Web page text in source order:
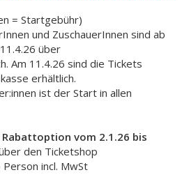
= Startgebühr)
und ZuschauerInnen sind ab
über
Am 11.4.26 sind die Tickets
erhältlich.
ist der Start in allen
vom 2.1.26 bis
den Ticketshop
incl. MwSt